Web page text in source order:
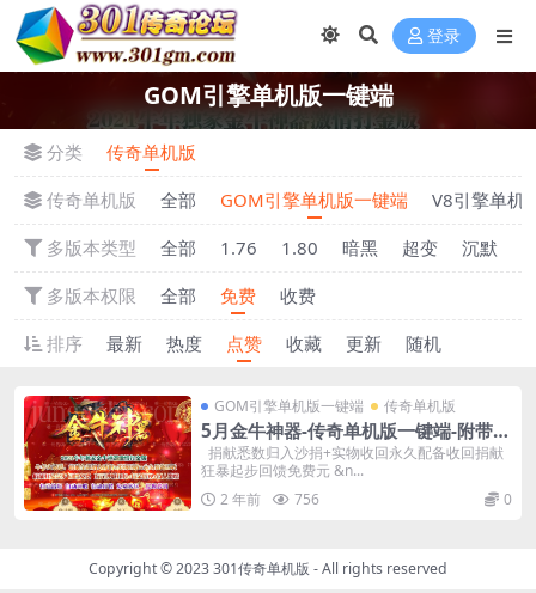
登录
GOM引擎单机版一键端
分类
传奇单机版
传奇单机版
全部 GOM引擎单机版一键端
V8引擎单机
多版本类型
全部 1.76 1.80 暗黑 超变 沉默
多版本权限
全部 免费
收费
排序
最新 热度 点赞 收藏 更新 随机
GOM引擎单机版一键端 传奇单机版
5月金牛神器-传奇单机版一键端-附带强
大GM后台-炫酷光柱-微端传奇！
捐献悉数归入沙捐+实物收回永久配备收回捐献
狂暴起步回馈免费元 &n...
2 年前
756 0
Copyright © 2023301传奇单机版 - All rights reserved